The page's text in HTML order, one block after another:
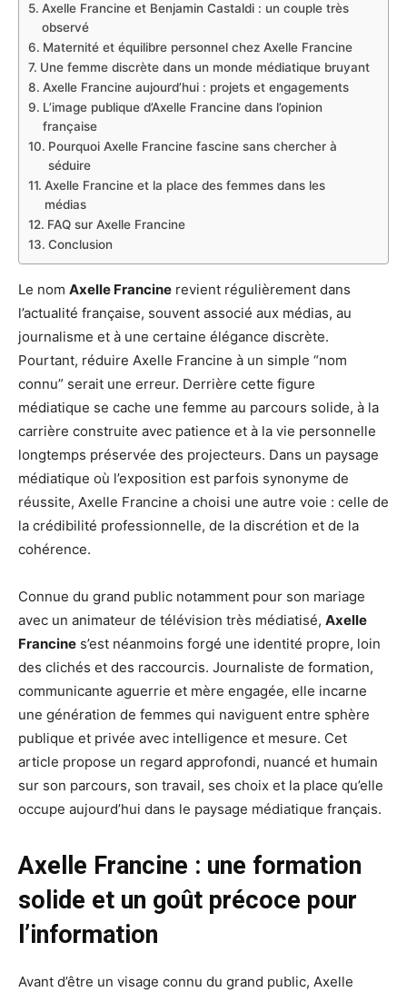
Axelle Francine et Benjamin Castaldi : un couple très
observé
Maternité et équilibre personnel chez Axelle Francine
Une femme discrète dans un monde médiatique bruyant
Axelle Francine aujourd’hui : projets et engagements
L’image publique d’Axelle Francine dans l’opinion
française
Pourquoi Axelle Francine fascine sans chercher à
séduire
Axelle Francine et la place des femmes dans les
médias
FAQ sur Axelle Francine
Conclusion
Le nom Axelle Francine revient régulièrement dans
l’actualité française, souvent associé aux médias, au
journalisme et à une certaine élégance discrète.
Pourtant, réduire Axelle Francine à un simple “nom
connu” serait une erreur. Derrière cette figure
médiatique se cache une femme au parcours solide, à la
carrière construite avec patience et à la vie personnelle
longtemps préservée des projecteurs. Dans un paysage
médiatique où l’exposition est parfois synonyme de
réussite, Axelle Francine a choisi une autre voie : celle de
la crédibilité professionnelle, de la discrétion et de la
cohérence.
Connue du grand public notamment pour son mariage
avec un animateur de télévision très médiatisé, Axelle
Francine s’est néanmoins forgé une identité propre, loin
des clichés et des raccourcis. Journaliste de formation,
communicante aguerrie et mère engagée, elle incarne
une génération de femmes qui naviguent entre sphère
publique et privée avec intelligence et mesure. Cet
article propose un regard approfondi, nuancé et humain
sur son parcours, son travail, ses choix et la place qu’elle
occupe aujourd’hui dans le paysage médiatique français.
Axelle Francine : une formation
solide et un goût précoce pour
l’information
Avant d’être un visage connu du grand public, Axelle